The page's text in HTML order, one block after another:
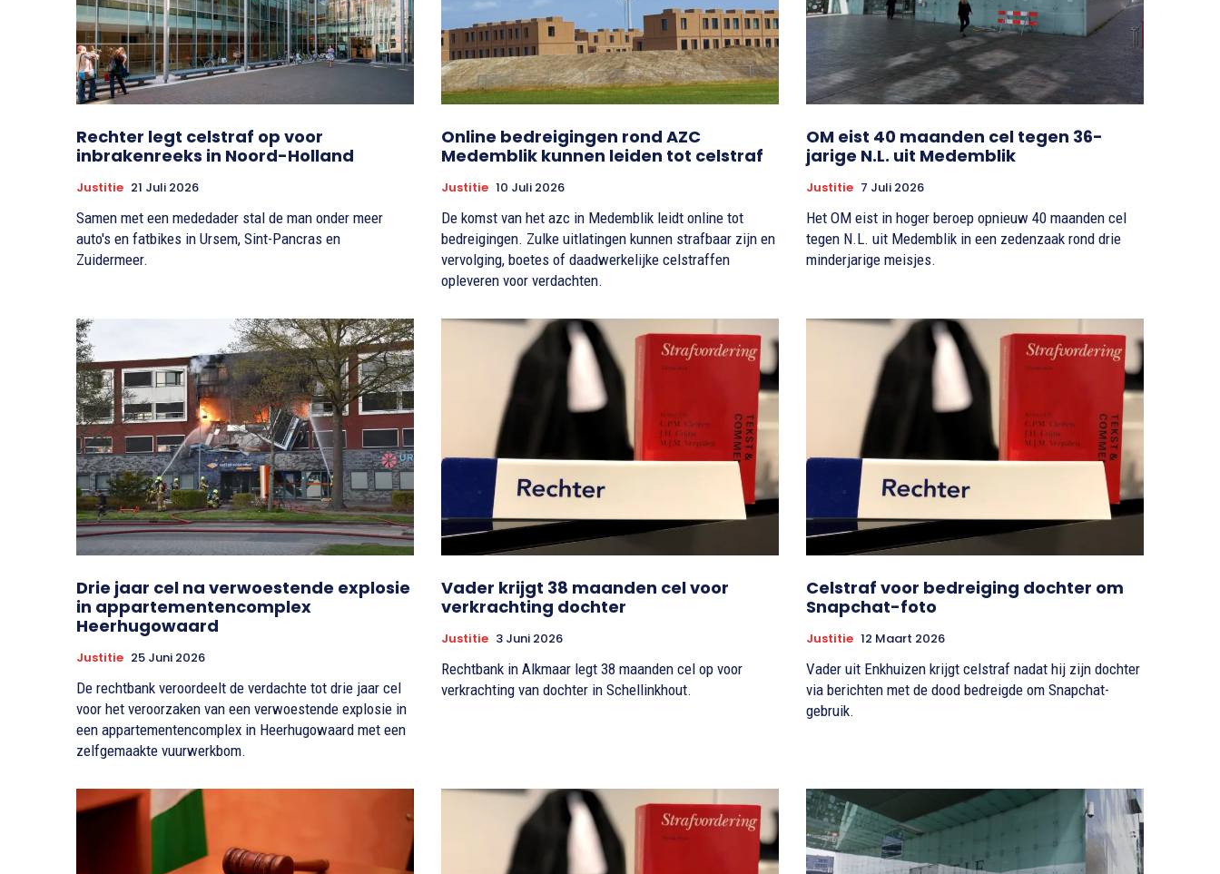
Rechter legt celstraf op voor
inbrakenreeks in Noord-Holland
Justitie 21 Juli 2026
Samen met een mededader stal de man onder meer
auto's en fatbikes in Ursem, Sint-Pancras en
Zuidermeer.
Online bedreigingen rond AZC
Medemblik kunnen leiden tot celstraf
Justitie 10 Juli 2026
De komst van het azc in Medemblik leidt online tot
bedreigingen. Zulke uitlatingen kunnen strafbaar zijn en
vervolging, boetes of daadwerkelijke celstraffen
opleveren voor verdachten.
OM eist 40 maanden cel tegen 36-
jarige N.L. uit Medemblik
Justitie 7 Juli 2026
Het OM eist in hoger beroep opnieuw 40 maanden cel
tegen N.L. uit Medemblik in een zedenzaak rond drie
minderjarige meisjes.
Drie jaar cel na verwoestende explosie
in appartementencomplex
Heerhugowaard
Justitie 25 Juni 2026
De rechtbank veroordeelt de verdachte tot drie jaar cel
voor het veroorzaken van een verwoestende explosie in
een appartementencomplex in Heerhugowaard met een
zelfgemaakte vuurwerkbom.
Vader krijgt 38 maanden cel voor
verkrachting dochter
Justitie 3 Juni 2026
Rechtbank in Alkmaar legt 38 maanden cel op voor
verkrachting van dochter in Schellinkhout.
Celstraf voor bedreiging dochter om
Snapchat-foto
Justitie 12 Maart 2026
Vader uit Enkhuizen krijgt celstraf nadat hij zijn dochter
via berichten met de dood bedreigde om Snapchat-
gebruik.